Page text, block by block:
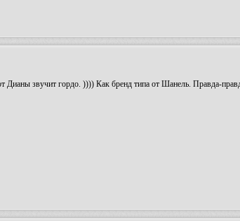
звучит гордо. )))) Как бренд типа от Шанель. Правда-